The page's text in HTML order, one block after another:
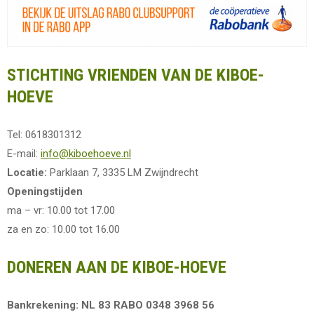
STICHTING VRIENDEN VAN DE KIBOE-
HOEVE
Tel: 0618301312
E-mail: info@kiboehoeve.nl
Locatie: Parklaan 7, 3335 LM Zwijndrecht
Openingstijden
ma – vr: 10.00 tot 17.00
za en zo: 10.00 tot 16.00
DONEREN AAN DE KIBOE-HOEVE
Bankrekening: NL 83 RABO 0348 3968 56